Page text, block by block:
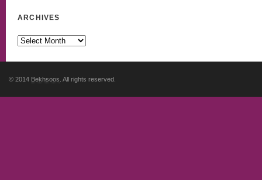
ARCHIVES
© 2014 Bekhsoos . All rights reserved.